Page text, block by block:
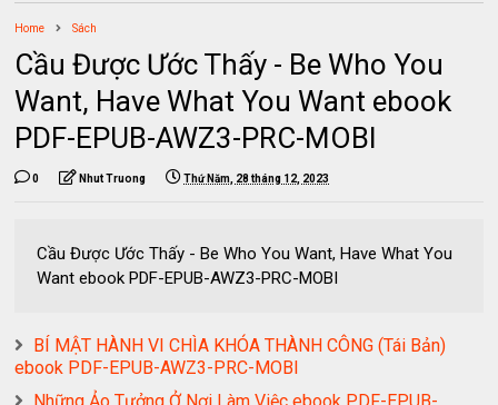
Home Sách
Cầu Được Ước Thấy - Be Who You
Want, Have What You Want ebook
PDF-EPUB-AWZ3-PRC-MOBI
0 Nhut Truong Thứ Năm, 28 tháng 12, 2023
Cầu Được Ước Thấy - Be Who You Want, Have What You
Want ebook PDF-EPUB-AWZ3-PRC-MOBI
BÍ MẬT HÀNH VI CHÌA KHÓA THÀNH CÔNG (Tái Bản)
ebook PDF-EPUB-AWZ3-PRC-MOBI